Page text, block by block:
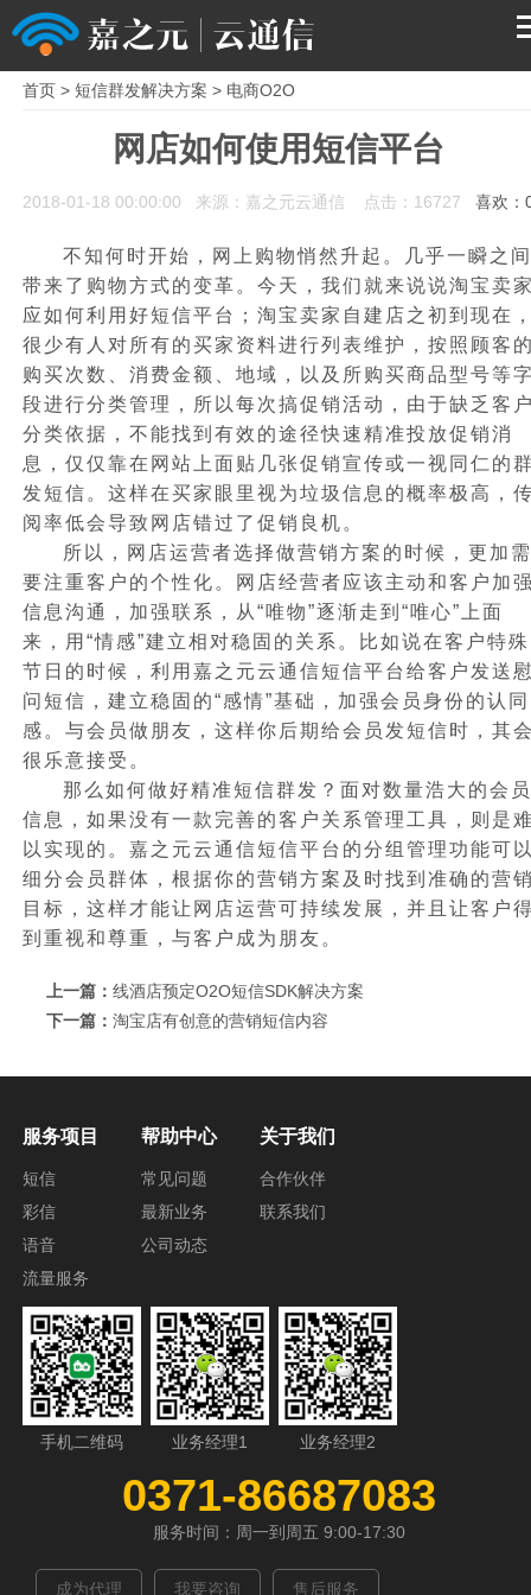
首页
解决方案
服务支持
关于我们
首页> 短信群发解决方案 > 电商O2O
网店如何使用短信平台
2018-01-18 00:00:00 来源：嘉之元云通信 点击：16727喜欢：
不知何时开始，网上购物悄然升起。几乎一瞬之间
带来了购物方式的变革。今天，我们就来说说淘宝卖
应如何利用好短信平台；淘宝卖家自建店之初到现在
很少有人对所有的买家资料进行列表维护，按照顾客
购买次数、消费金额、地域，以及所购买商品型号等
段进行分类管理，所以每次搞促销活动，由于缺乏客
分类依据，不能找到有效的途径快速精准投放促销消
息，仅仅靠在网站上面贴几张促销宣传或一视同仁的
发短信 。这样在买家眼里视为垃圾信息的概率极高，
阅率低会导致网店错过了促销良机。
所以，网店运营者选择做营销方案的时候，更加需
要注重客户的个性化。网店经营者应该主动和客户加
信息沟通，加强联系，从“唯物”逐渐走到“唯心”上面
来，用“情感”建立相对稳固的关系。比如说在客户特殊
节日的时候，利用嘉之元云通信短信平台给客户发送
问短信，建立稳固的“感情”基础，加强会员身份的认同
感。与会员做朋友，这样你后期给会员发短信时，其
很乐意接受。
那么如何做好精准短信群发？面对数量浩大的会员
信息，如果没有一款完善的客户关系管理工具，则是
以实现的。 嘉之元云通信短信平台 的分组管理功能可
细分会员群体，根据你的营销方案及时找到准确的营
目标，这样才能让网店运营可持续发展，并且让客户
到重视和尊重，与客户成为朋友。
上一篇： 线酒店预定O2O短信SDK解决方案
下一篇： 淘宝店有创意的营销短信内容
服务项目
短信
彩信
语音
流量服务
帮助中心
常见问题
最新业务
公司动态
关于我们
合作伙伴
联系我们
手机二维码 业务经理1 业务经理2
0371-86687083
服务时间：周一到周五 9:00-17:30
成为代理 我要咨询 售后服务